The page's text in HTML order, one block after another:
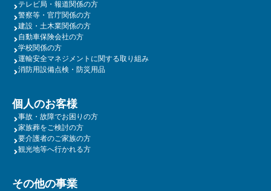
テレビ局・報道関係の方
警察等・官庁関係の方
建設・土木業関係の方
自動車保険会社の方
学校関係の方
運輸安全マネジメントに関する取り組み
消防用設備点検・防災用品
個人のお客様
事故・故障でお困りの方
家族葬をご検討の方
要介護者のご家族の方
観光地等へ行かれる方
その他の事業